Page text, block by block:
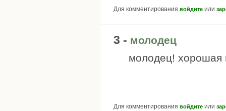
Для комментирования войдите или
3 - молодец
молодец! хорошая
Для комментирования войдите или